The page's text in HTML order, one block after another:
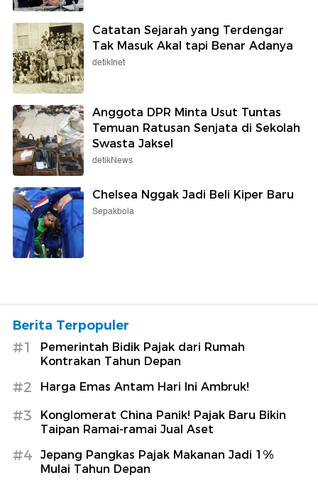
Catatan Sejarah yang Terdengar
Tak Masuk Akal tapi Benar Adanya
detikInet
Anggota DPR Minta Usut Tuntas
Temuan Ratusan Senjata di Sekolah
Swasta Jaksel
detikNews
Chelsea Nggak Jadi Beli Kiper Baru
Sepakbola
Berita Terpopuler
#1
Pemerintah Bidik Pajak dari Rumah
Kontrakan Tahun Depan
#2 Harga Emas Antam Hari Ini Ambruk!
#3
Konglomerat China Panik! Pajak Baru Bikin
Taipan Ramai-ramai Jual Aset
#4
Jepang Pangkas Pajak Makanan Jadi 1%
Mulai Tahun Depan